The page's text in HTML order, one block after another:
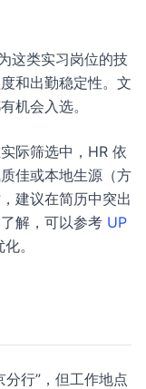
这类实习岗位的技
和出勤稳定性。文
机会入选。
际筛选中，HR 依
佳或本地生源（方
建议在简历中突出
解，可以参考 UP
。
行”，但工作地点